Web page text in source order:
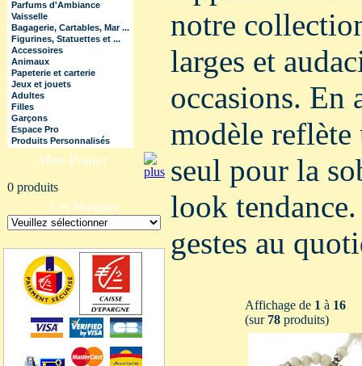
Parfums d'Ambiance
Vaisselle
Bagagerie, Cartables, Mar ...
Figurines, Statuettes et ...
Accessoires
Animaux
Papeterie et carterie
Jeux et jouets
Adultes
Filles
Garçons
Espace Pro
Produits Personnalisés
Mon Panier
0 produits
Les Marques
notre
larges et
occasions. En
modèle
seul pour la
look
gestes au
Affichage de 1 à 16
(sur 78 produits)